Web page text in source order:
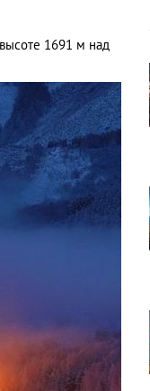
1691 м над